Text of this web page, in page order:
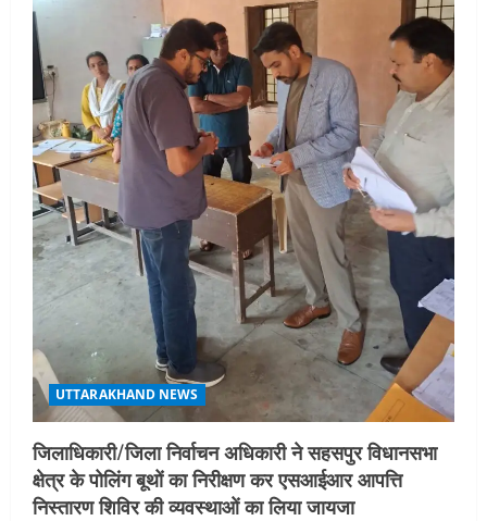
August 5, 2026
UTTARAKHAND NEWS
एमआईटी वर्ल्ड पीस यूनिवर्सिटी और जर्मनी के
बीएसबीआई के बीच समझौता; भारतीय छात्रों
को मिलेंगे वैश्विक अवसर
August 5, 2026
STATES NEWS
महाराज की राजस्थान के मुख्यमंत्री से
शिष्टाचार भेंट पर्यटन और सांस्कृतिक
गतिविधियों के विस्तार पर हुई चर्चा
August 4, 2026
UTTARAKHAND NEWS
जिलाधिकारी/जिला निर्वाचन अधिकारी ने सहसपुर विधानसभा
क्षेत्र के पोलिंग बूथों का निरीक्षण कर एसआईआर आपत्ति
निस्तारण शिविर की व्यवस्थाओं का लिया जायजा